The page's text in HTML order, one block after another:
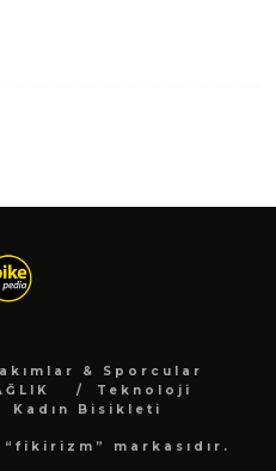
& Sporcular
Teknoloji
Kadın Bisikleti
markasıdır.